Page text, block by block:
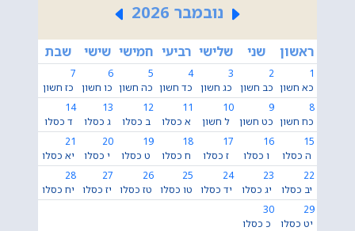
נובמבר 2026
ראשון שני שלישי רביעי חמישי שישי שבת
1
כא חשון
2
כב חשון
3
כג חשון
4
כד חשון
5
כה חשון
6
כו חשון
7
כז חשון
8
כח חשון
9
כט חשון
10
ל חשון
11
א כסלו
12
ב כסלו
13
ג כסלו
14
ד כסלו
15
ה כסלו
16
ו כסלו
17
ז כסלו
18
ח כסלו
19
ט כסלו
20
י כסלו
21
יא כסלו
22
יב כסלו
23
יג כסלו
24
יד כסלו
25
טו כסלו
26
טז כסלו
27
יז כסלו
28
יח כסלו
29
יט כסלו
30
כ כסלו